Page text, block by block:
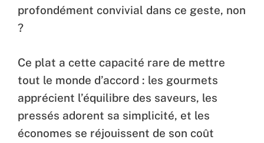
profondément convivial dans ce geste, non
?
Ce plat a cette capacité rare de mettre
tout le monde d’accord : les gourmets
apprécient l’équilibre des saveurs, les
pressés adorent sa simplicité, et les
économes se réjouissent de son coût